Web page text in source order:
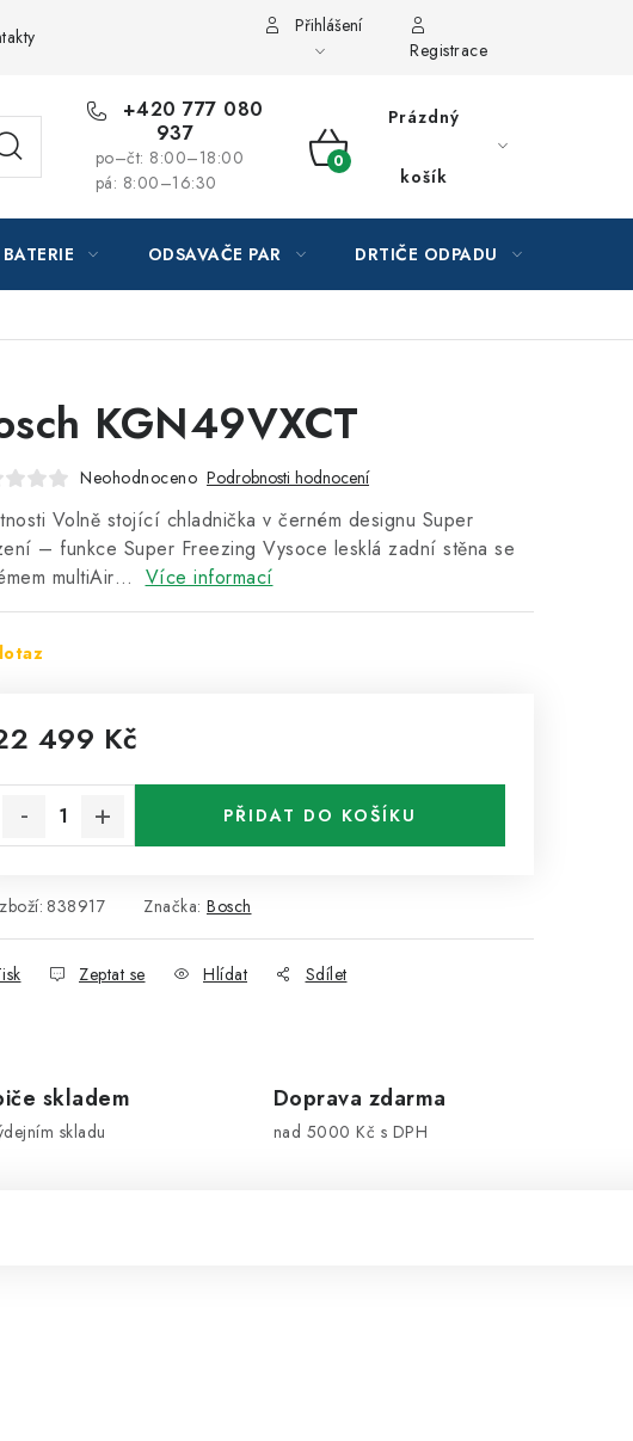
Přihlášení
Registrace
+420 777 080
937
po–čt: 8:00–18:00
pá: 8:00–16:30
NÁKUPNÍ
Prázdný
košík
ODSAVAČE PAR DRTIČE ODPADU
KGN49VXCT
Neohodnoceno Podrobnosti hodnocení
Volně stojící chladnička v černém designu Super
– funkce Super Freezing Vysoce lesklá zadní stěna se
multiAir… Více informací
499 Kč
PŘIDAT DO KOŠÍKU
838917 Značka: Bosch
Zeptat se Hlídat Sdílet
skladem
skladu
Doprava zdarma
nad 5000 Kč s DPH